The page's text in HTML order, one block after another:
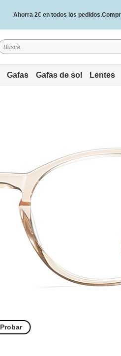
Ahorra 2€ en todos los
2 años de garantía de calidad y 30
Gafas Gafas de sol Lentes
Probar